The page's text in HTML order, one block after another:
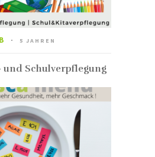
5 JAHREN
und Schulverpflegung